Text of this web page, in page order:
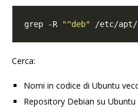
grep -R "^deb"
Cerca:
Nomi in codice di Ubuntu
Repository Debian su Ubuntu